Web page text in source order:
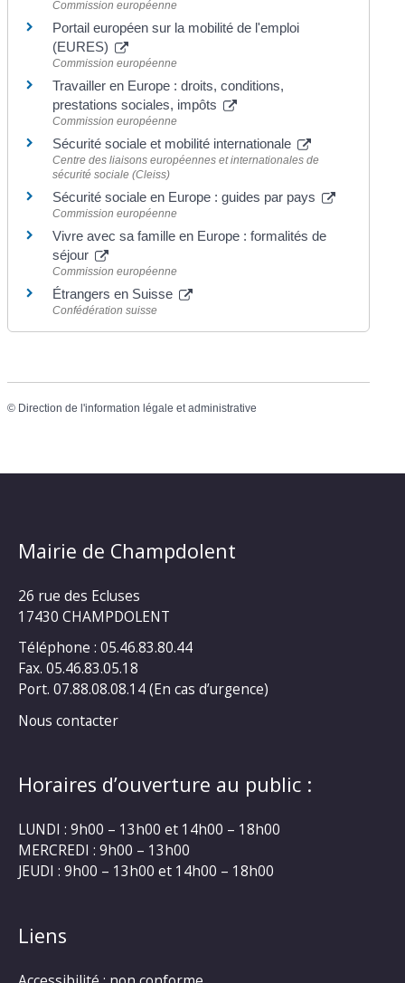
Commission européenne
Portail européen sur la mobilité de l'emploi
(EURES)
Commission européenne
Travailler en Europe : droits, conditions,
prestations sociales, impôts
Commission européenne
Sécurité sociale et mobilité internationale
Centre des liaisons européennes et internationales de
sécurité sociale (Cleiss)
Sécurité sociale en Europe : guides par pays
Commission européenne
Vivre avec sa famille en Europe : formalités de
séjour
Commission européenne
Étrangers en Suisse
Confédération suisse
© Direction de l'information légale et administrative
Mairie de Champdolent
26 rue des Ecluses
17430 CHAMPDOLENT
Téléphone : 05.46.83.80.44
Fax. 05.46.83.05.18
Port. 07.88.08.08.14 (En cas d’urgence)
Nous contacter
Horaires d’ouverture au public :
LUNDI : 9h00 – 13h00 et 14h00 – 18h00
MERCREDI : 9h00 – 13h00
JEUDI : 9h00 – 13h00 et 14h00 – 18h00
Liens